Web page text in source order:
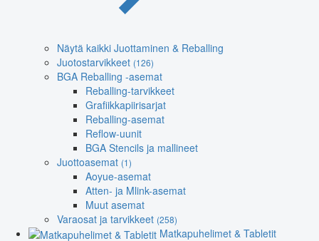
Näytä kaikki Juottaminen & Reballing
Juotostarvikkeet (126)
BGA Reballing -asemat
Reballing-tarvikkeet
Grafiikkapiirisarjat
Reballing-asemat
Reflow-uunit
BGA Stencils ja mallineet
Juottoasemat (1)
Aoyue-asemat
Atten- ja Mlink-asemat
Muut asemat
Varaosat ja tarvikkeet (258)
Matkapuhelimet & Tabletit